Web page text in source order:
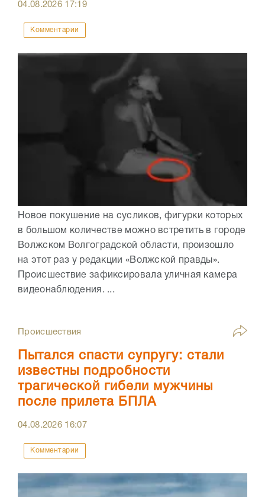
04.08.2026 17:19
Комментарии
Новое покушение на сусликов, фигурки которых
в большом количестве можно встретить в городе
Волжском Волгоградской области, произошло
на этот раз у редакции «Волжской правды».
Происшествие зафиксировала уличная камера
видеонаблюдения. ...
Происшествия
Пытался спасти супругу: стали
известны подробности
трагической гибели мужчины
после прилета БПЛА
04.08.2026 16:07
Комментарии